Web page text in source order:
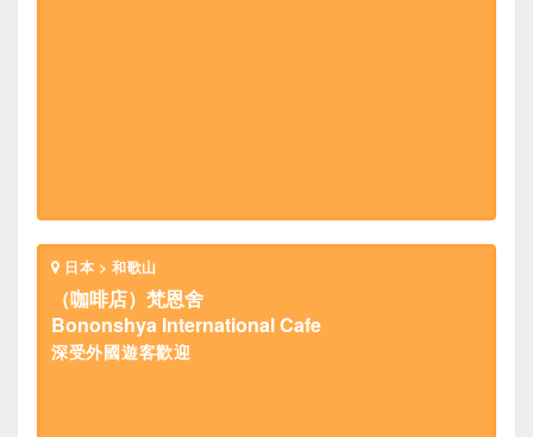
日本 > 和歌山
（咖啡店）梵恩舍
Bononshya International Cafe
深受外國遊客歡迎